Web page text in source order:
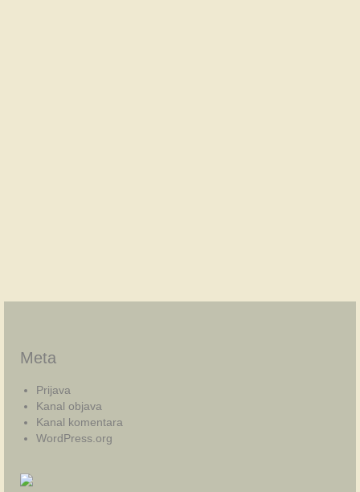
Meta
Prijava
Kanal objava
Kanal komentara
WordPress.org